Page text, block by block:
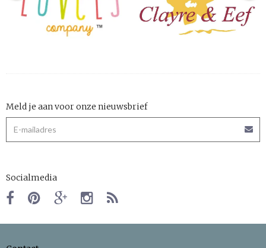
Meld je aan voor onze nieuwsbrief
Socialmedia